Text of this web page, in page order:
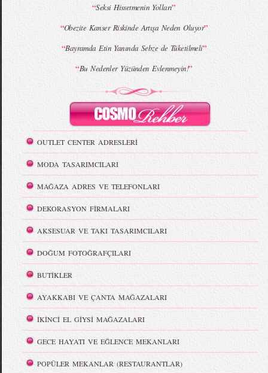
“Seksi Hissetmenin Yolları”
“Obezite Kanser Riskinde Artışa Neden Oluyor”
“Bayramda Etin Yanında Sebze de Tüketilmeli”
“Bu Nedenler Yüzünden Evlenmeyin!”
OUTLET CENTER ADRESLERİ
MODA TASARIMCILARI
MAĞAZA ADRES VE TELEFONLARI
DEKORASYON FİRMALARI
AKSESUAR VE TAKI TASARIMCILARI
DOĞUM FOTOĞRAFÇILARI
BUTİKLER
AYAKKABI VE ÇANTA MAĞAZALARI
İKİNCİ EL GİYSİ MAĞAZALARI
GECE HAYATI VE EĞLENCE MEKANLARI
POPÜLER MEKANLAR (RESTAURANTLAR)